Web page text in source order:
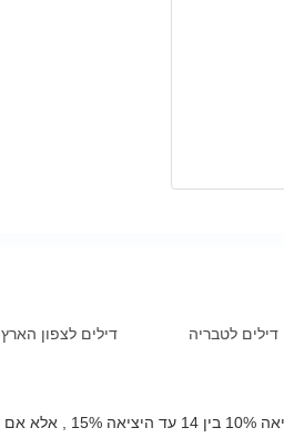
דילים לטבריה דילים לצפון הארץ